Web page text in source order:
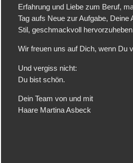
Erfahrung und Liebe zum Beruf,
Tag aufs Neue zur Aufgabe, Deine
Stil, geschmackvoll
Wir freuen uns auf Dich, wenn Du
Und vergiss nicht:
Du bist schön.
Dein Team von und mit
Haare Martina Asbeck